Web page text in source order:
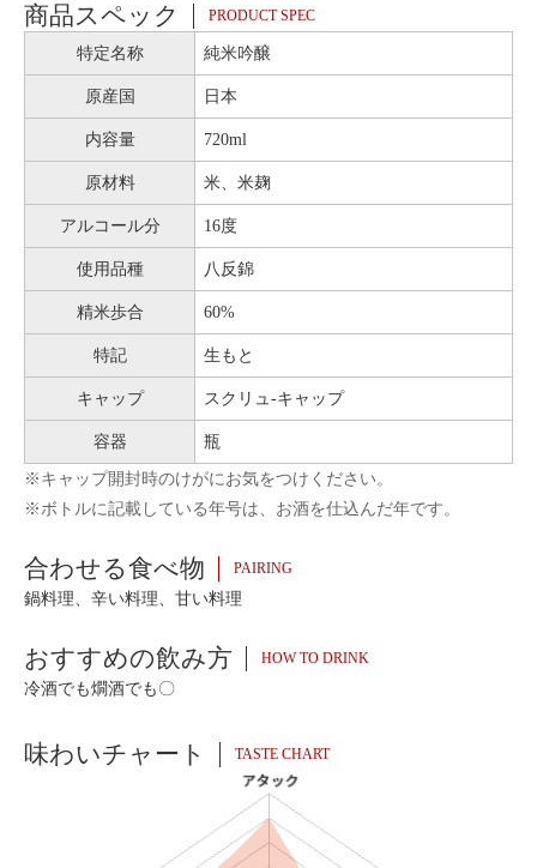
商品スペック PRODUCT SPEC
特定名称 純米吟醸
原産国 日本
内容量 720ml
原材料 米、米麹
アルコール分 16度
使用品種 八反錦
精米歩合 60%
特記 生もと
キャップ スクリュ-キャップ
容器 瓶
※キャップ開封時のけがにお気をつけください。
※ボトルに記載している年号は、お酒を仕込んだ年です。
合わせる食べ物 PAIRING
鍋料理、辛い料理、甘い料理
おすすめの飲み方 HOW TO DRINK
冷酒でも燗酒でも〇
味わいチャート TASTE CHART